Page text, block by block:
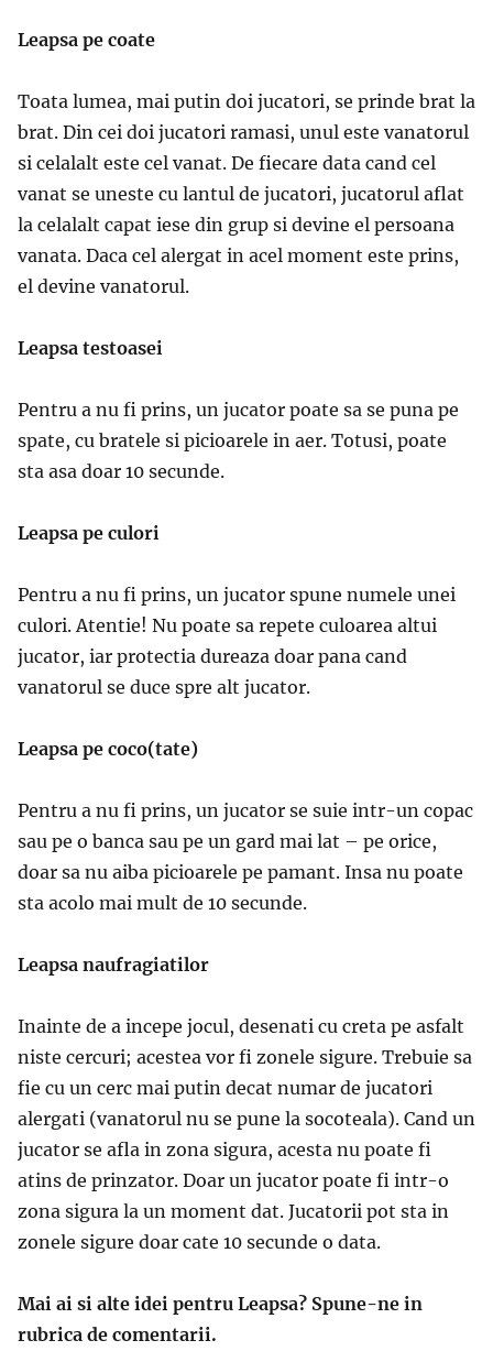
Leapsa pe coate
Toata lumea, mai putin doi jucatori, se prinde brat la
brat. Din cei doi jucatori ramasi, unul este vanatorul
si celalalt este cel vanat. De fiecare data cand cel
vanat se uneste cu lantul de jucatori, jucatorul aflat
la celalalt capat iese din grup si devine el persoana
vanata. Daca cel alergat in acel moment este prins,
el devine vanatorul.
Leapsa testoasei
Pentru a nu fi prins, un jucator poate sa se puna pe
spate, cu bratele si picioarele in aer. Totusi, poate
sta asa doar 10 secunde.
Leapsa pe culori
Pentru a nu fi prins, un jucator spune numele unei
culori. Atentie! Nu poate sa repete culoarea altui
jucator, iar protectia dureaza doar pana cand
vanatorul se duce spre alt jucator.
Leapsa pe coco(tate)
Pentru a nu fi prins, un jucator se suie intr-un copac
sau pe o banca sau pe un gard mai lat – pe orice,
doar sa nu aiba picioarele pe pamant. Insa nu poate
sta acolo mai mult de 10 secunde.
Leapsa naufragiatilor
Inainte de a incepe jocul, desenati cu creta pe asfalt
niste cercuri; acestea vor fi zonele sigure. Trebuie sa
fie cu un cerc mai putin decat numar de jucatori
alergati (vanatorul nu se pune la socoteala). Cand un
jucator se afla in zona sigura, acesta nu poate fi
atins de prinzator. Doar un jucator poate fi intr-o
zona sigura la un moment dat. Jucatorii pot sta in
zonele sigure doar cate 10 secunde o data.
Mai ai si alte idei pentru Leapsa? Spune-ne in
rubrica de comentarii.